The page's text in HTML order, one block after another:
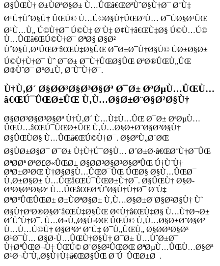
Ø§ÛŒÙ† Ø±ÙØªØ§Ø± Ù…ÛŒâ€ŒØªÙˆØ§Ù†Ø¯ Ø¨Ù‡
Ø¹Ù†ÙˆØ§Ù† ÛŒÚ© Ù…Ú©Ø§Ù†ÛŒØ²Ù… Ø¯ÙØ§Ø¹ÛŒ
Ø¹Ù…Ù„ Ú©Ù†Ø¯ Ú©Ù‡ Ø¨Ù‡ Ø¢Ù†â€ŒÙ‡Ø§ Ú©Ù…Ú©
Ù…ÛŒâ€ŒÚ©Ù†Ø¯ ØªØ§ Ø§Ø²
ÙˆØ§Ù‚Ø¹ÛŒØªâ€ŒÙ‡Ø§ÛŒ Ø¯Ø±Ø¯Ù†Ø§Ú© ÙØ±Ø§Ø±
Ú©Ù†Ù†Ø¯ Ùˆ Ø¯Ø± Ø¯Ù†ÛŒØ§ÛŒ ØªØ®ÛŒÙ„ÛŒ
Ø®ÙˆØ¯ ØºØ±Ù‚ Ø´ÙˆÙ†Ø¯.
Ù†Ù‚Ø´ Ø§Ø­Ø³Ø§Ø³Ø§Øª Ø¯Ø± ØªØµÙ…ÛŒÙ…
â€ŒÚ¯ÛŒØ±ÛŒ Ù‚Ù…Ø§Ø±Ø¨Ø§Ø²Ø§Ù†
Ø§Ø­Ø³Ø§Ø³Ø§Øª Ù†Ù‚Ø´ Ù…Ù‡Ù…ÛŒ Ø¯Ø± ØªØµÙ…
ÛŒÙ…â€ŒÚ¯ÛŒØ±ÛŒ Ù‚Ù…Ø§Ø±Ø¨Ø§Ø²Ø§Ù†
Ø§ÛŒÙØ§ Ù…ÛŒâ€ŒÚ©Ù†Ø¯. Ø§ØºÙ„Ø¨ØŒ
Ø§ÙØ±Ø§Ø¯ Ø¯Ø± Ù‡Ù†Ú¯Ø§Ù… Ø´Ø±Ø·â€ŒØ¨Ù†Ø¯ÛŒ
ØªØ­Øª ØªØ£Ø«ÛŒØ± Ø§Ø­Ø³Ø§Ø³Ø§ØªÛŒ Ú†ÙˆÙ†
ØªØ±Ø³ØŒ Ù†Ø§Ø§Ù…ÛŒØ¯ÛŒ ÛŒØ§ Ø§Ù…ÛŒØ¯
Ù‚Ø±Ø§Ø± Ù…ÛŒâ€ŒÚ¯ÛŒØ±Ù†Ø¯. Ø§ÛŒÙ† Ø§Ø­
Ø³Ø§Ø³Ø§Øª Ù…ÛŒâ€ŒØªÙˆØ§Ù†Ù†Ø¯ Ø¨Ù‡
ØªØºÛŒÛŒØ± Ø±ÙØªØ§Ø± Ù‚Ù…Ø§Ø±Ø¨Ø§Ø²Ø§Ù† Ùˆ
Ø§Ù†ØªØ®Ø§Ø¨â€ŒÙ‡Ø§ÛŒ Ø¢Ù†â€ŒÙ‡Ø§ Ù…Ù†Ø¬Ø±
Ø´ÙˆÙ†Ø¯. Ù…Ø«Ù„Ø§Ù‹ØŒ ÛŒÚ© Ù‚Ù…Ø§Ø±Ø¨Ø§Ø²
Ù…Ù…Ú©Ù† Ø§Ø³Øª Ø¨Ù‡ Ø¯Ù„ÛŒÙ„ Ø§Ø­Ø³Ø§Ø³
Ø¹Ø¯Ù… Ø§Ø·Ù…ÛŒÙ†Ø§Ù† Ø¯Ø± Ù…ÙˆØ±Ø¯
Ù†ØªÛŒØ¬Ù‡ ÛŒÚ© Ø¨Ø§Ø²ÛŒØŒ ØªØµÙ…ÛŒÙ…Ø§Øª
Ø¹Ø¬ÙˆÙ„Ø§Ù†Ù‡â€ŒØ§ÛŒ Ø¨Ú¯ÛŒØ±Ø¯.